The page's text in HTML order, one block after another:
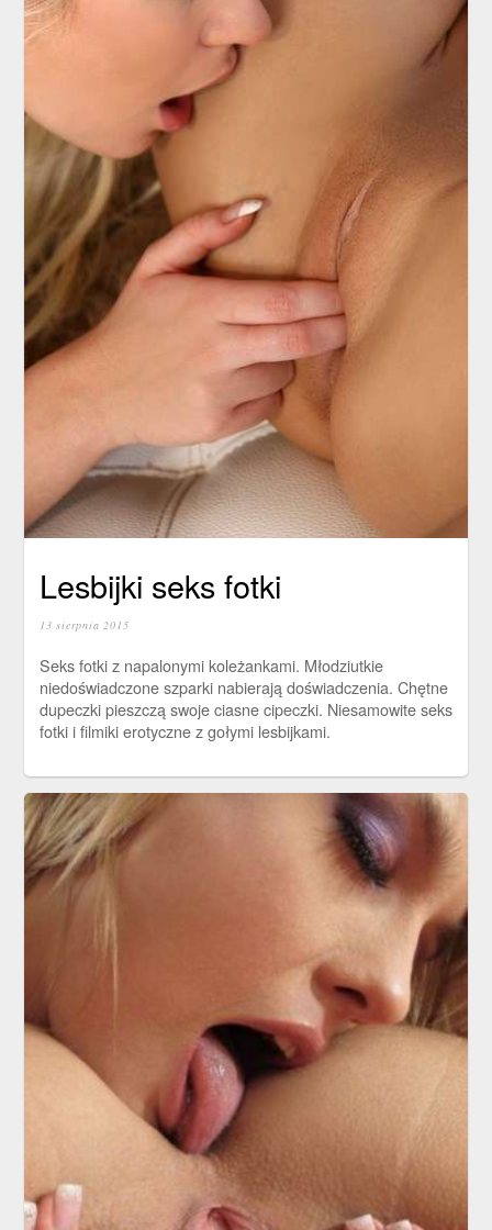
Lesbijki seks fotki
13 sierpnia 2015
Seks fotki z napalonymi koleżankami. Młodziutkie
niedoświadczone szparki nabierają doświadczenia. Chętne
dupeczki pieszczą swoje ciasne cipeczki. Niesamowite seks
fotki i filmiki erotyczne z gołymi lesbijkami.